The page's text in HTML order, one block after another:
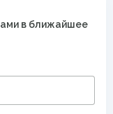
в ближайшее